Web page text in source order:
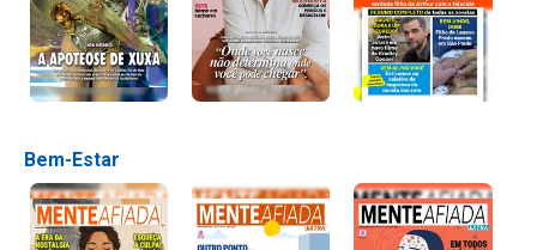
Bem-Estar